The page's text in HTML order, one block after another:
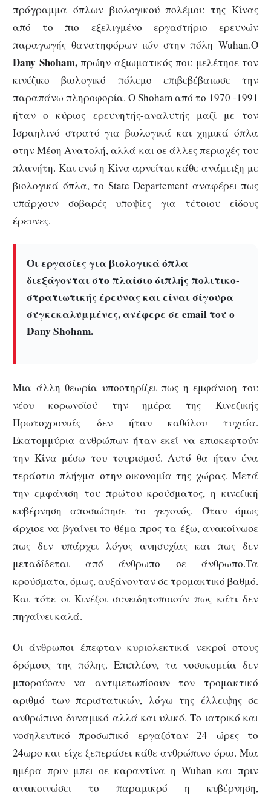
πρόγραμμα όπλων βιολογικού πολέμου της Κίνας
από το πιο εξελιγμένο εργαστήριο ερευνών
παραγωγής θανατηφόρων ιών στην πόλη Wuhan.Ο
Dany Shoham,πρώην αξιωματικός που μελέτησε τον
κινέζικο βιολογικό πόλεμο επιβεβέβαιωσε την
παραπάνω πληροφορία. Ο Shoham από το 1970 -1991
ήταν ο κύριος ερευνητής-αναλυτής μαζί με τον
Ισραηλινό στρατό για βιολογικά και χημικά όπλα
στην Μέση Ανατολή, αλλά και σε άλλες περιοχές του
πλανήτη. Και ενώ η Κίνα αρνείται κάθε ανάμειξη με
βιολογικά όπλα, το State Departement αναφέρει πως
υπάρχουν σοβαρές υποψίες για τέτοιου είδους
έρευνες.
Οι εργασίες για βιολογικά όπλα
διεξάγονται στο πλαίσιο διπλής πολιτικο-
στρατιωτικής έρευνας και είναι σίγουρα
συγκεκαλυμμένες, ανέφερε σε email του ο
Dany Shoham.
Μια άλλη θεωρία υποστηρίζει πως η εμφάνιση του
νέου κορωνοϊού την ημέρα της Κινεζικής
Πρωτοχρονιάς δεν ήταν καθόλου τυχαία.
Εκατομμύρια ανθρώπων ήταν εκεί να επισκεφτούν
την Κίνα μέσω του τουρισμού. Αυτό θα ήταν ένα
τεράστιο πλήγμα στην οικονομία της χώρας. Μετά
την εμφάνιση του πρώτου κρούσματος, η κινεζική
κυβέρνηση αποσιώπησε το γεγονός. Όταν όμως
άρχισε να βγαίνει το θέμα προς τα έξω, ανακοίνωσε
πως δεν υπάρχει λόγος ανησυχίας και πως δεν
μεταδίδεται από άνθρωπο σε άνθρωπο.Τα
κρούσματα, όμως, αυξάνονταν σε τρομακτικό βαθμό.
Και τότε οι Κινέζοι συνειδητοποιούν πως κάτι δεν
πηγαίνει καλά.
Οι άνθρωποι έπεφταν κυριολεκτικά νεκροί στους
δρόμους της πόλης. Επιπλέον, τα νοσοκομεία δεν
μπορούσαν να αντιμετωπίσουν τον τρομακτικό
αριθμό των περιστατικών, λόγω της έλλειψης σε
ανθρώπινο δυναμικό αλλά και υλικό. Το ιατρικό και
νοσηλευτικό προσωπικό εργαζόταν 24 ώρες το
24ωρο και είχε ξεπεράσει κάθε ανθρώπινο όριο. Μια
ημέρα πριν μπει σε καραντίνα η Wuhan και πριν
ανακοινώσει το παραμικρό η κυβέρνηση,